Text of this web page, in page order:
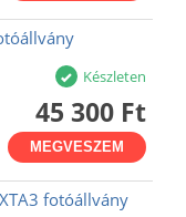
Készleten
45 300 Ft
MEGVESZEM
fotóállvány